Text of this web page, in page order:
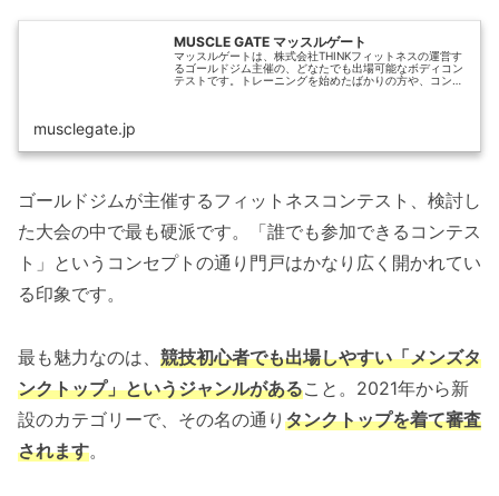
MUSCLE GATE マッスルゲート
マッスルゲートは、株式会社THINKフィットネスの運営す
るゴールドジム主催の、どなたでも出場可能なボディコン
テストです。トレーニングを始めたばかりの方や、コンテ
musclegate.jp
ゴールドジムが主催するフィットネスコンテスト、検討し
た大会の中で最も硬派です。「誰でも参加できるコンテス
ト」というコンセプトの通り門戸はかなり広く開かれてい
る印象です。
最も魅力なのは、 競技初心者でも出場しやすい「メンズタ
ンクトップ」というジャンルがあること。2021年から新
設のカテゴリーで、その名の通り タンクトップを着て審査
されます。